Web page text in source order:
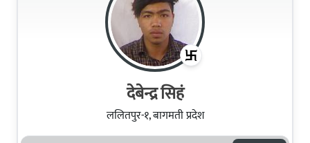
देबेन्द्र सिहं
ललितपुर-१, बागमती प्रदेश